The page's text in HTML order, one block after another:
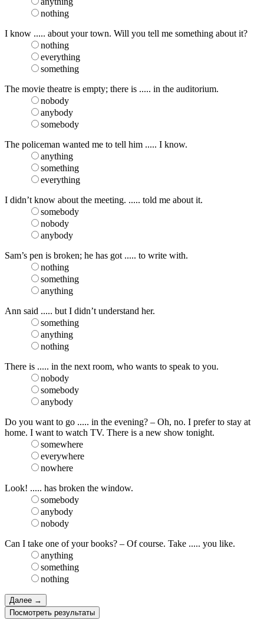
nothing
I know ..... about your town. Will you tell me something about it?
nothing
everything
something
The movie theatre is empty; there is ..... in the auditorium.
nobody
anybody
somebody
The policeman wanted me to tell him ..... I know.
anything
something
everything
I didn’t know about the meeting. ..... told me about it.
somebody
nobody
anybody
Sam’s pen is broken; he has got ..... to write with.
nothing
something
anything
Ann said ..... but I didn’t understand her.
something
anything
nothing
There is ..... in the next room, who wants to speak to you.
nobody
somebody
anybody
Do you want to go ..... in the evening? – Oh, no. I prefer to stay at
home. I want to watch TV. There is a new show tonight.
somewhere
everywhere
nowhere
Look! ..... has broken the window.
somebody
anybody
nobody
Can I take one of your books? – Of course. Take ..... you like.
anything
something
nothing
Посмотреть результаты